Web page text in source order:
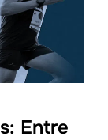
Entre